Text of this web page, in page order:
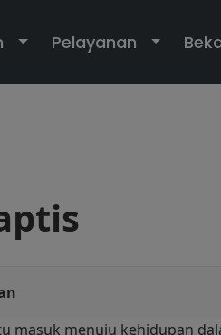
Toggle DropdownToggle
Pelayanan
masuk menuju kehidupan